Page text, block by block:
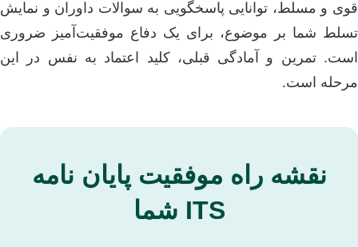
قوی و مسلط، توانایی پاسخگویی به سوالات داوران و نمایش
تسلط شما بر موضوع، برای یک دفاع موفقیت‌آمیز ضروری
است. تمرین و آمادگی قبلی، کلید اعتماد به نفس در این
مرحله است.
نقشه راه موفقیت پایان نامه
ITS شما